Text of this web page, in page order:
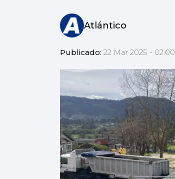
Atlántico
Publicado: 22 Mar 2025 - 02:00